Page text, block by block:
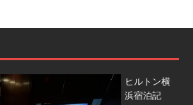
ヒルトン横
浜宿泊記